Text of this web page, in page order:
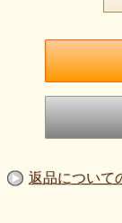
返品について